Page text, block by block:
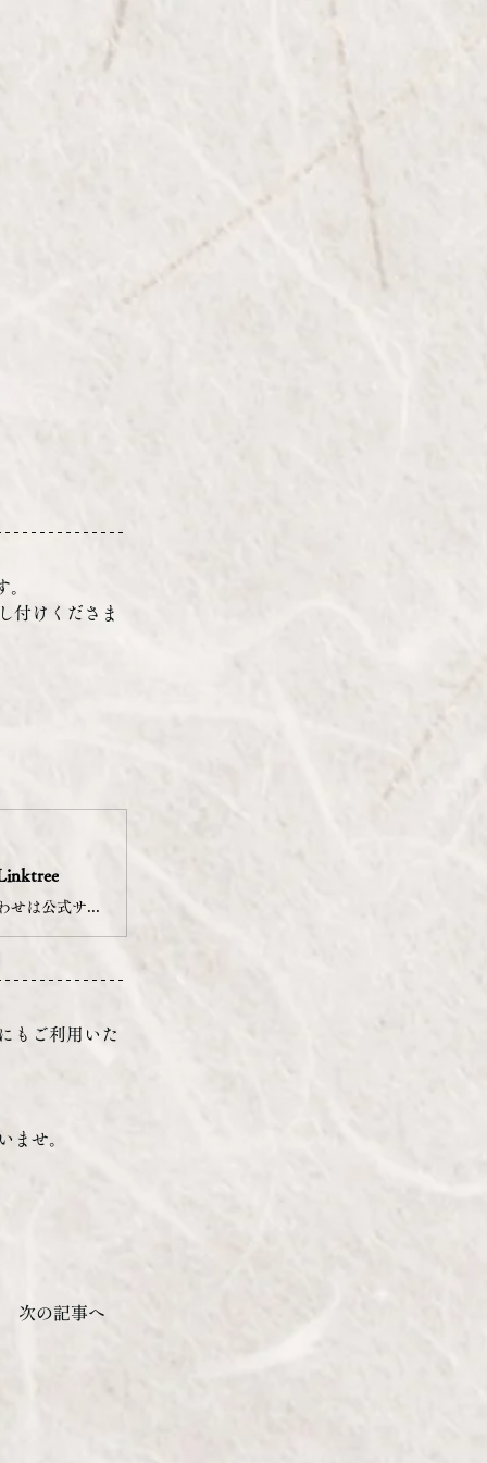
付けくださま
明治19年創業、秋田の料亭【割烹かめ清】です。 ご予約・お問い合わせは公式サイトかDMよりお願いいたします。
もご利用いた
ませ。
次の記事へ